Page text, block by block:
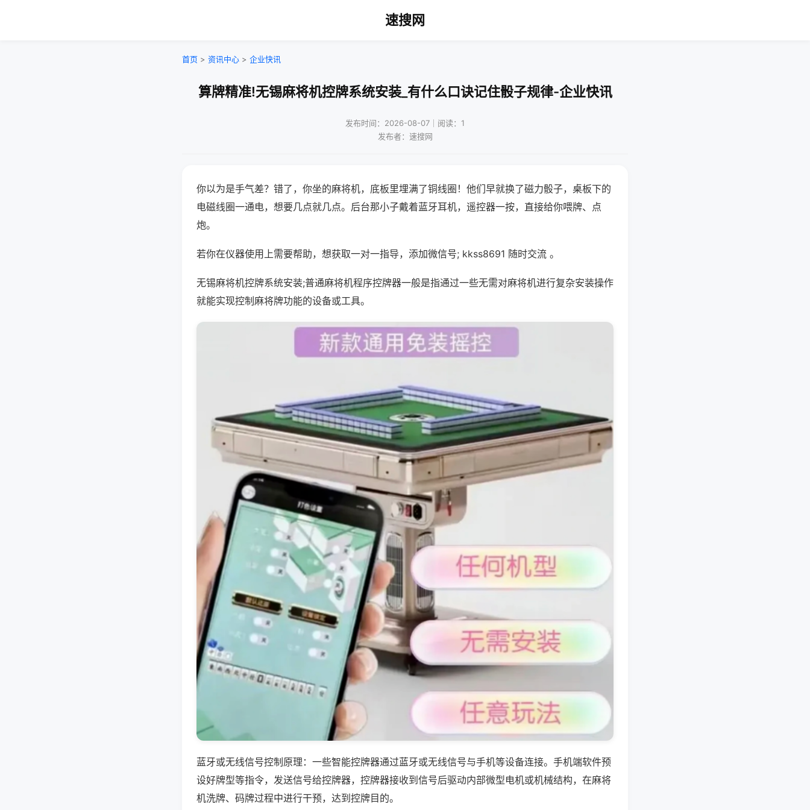
速搜网
首页 > 资讯中心 > 企业快讯
算牌精准!无锡麻将机控牌系统安装_有什么口诀记住骰子规律-企业快讯
发布时间：2026-08-07｜阅读：1
发布者：速搜网
你以为是手气差？错了，你坐的麻将机，底板里埋满了铜线圈！他们早就换了磁力骰子，桌板下的
电磁线圈一通电，想要几点就几点。后台那小子戴着蓝牙耳机，遥控器一按，直接给你喂牌、点
炮。
若你在仪器使用上需要帮助，想获取一对一指导，添加微信号; kkss8691 随时交流 。
无锡麻将机控牌系统安装;普通麻将机程序控牌器一般是指通过一些无需对麻将机进行复杂安装操作
就能实现控制麻将牌功能的设备或工具。
蓝牙或无线信号控制原理：一些智能控牌器通过蓝牙或无线信号与手机等设备连接。手机端软件预
设好牌型等指令，发送信号给控牌器，控牌器接收到信号后驱动内部微型电机或机械结构，在麻将
机洗牌、码牌过程中进行干预，达到控牌目的。